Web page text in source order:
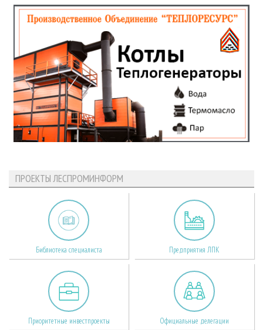
ПРОЕКТЫ ЛЕСПРОМИНФОРМ
Библиотека специалиста Предприятия ЛПК
Приоритетные инвестпроекты Официальные делегации